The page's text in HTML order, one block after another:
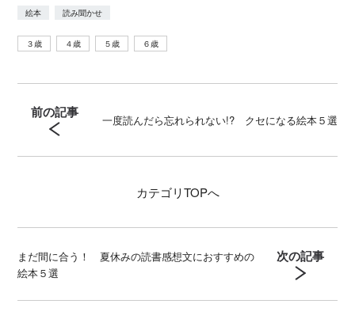
絵本 読み聞かせ
３歳 ４歳 ５歳 ６歳
前の記事 一度読んだら忘れられない!? クセになる絵本５選
カテゴリTOPへ
まだ間に合う！ 夏休みの読書感想文におすすめの
絵本５選
次の記事